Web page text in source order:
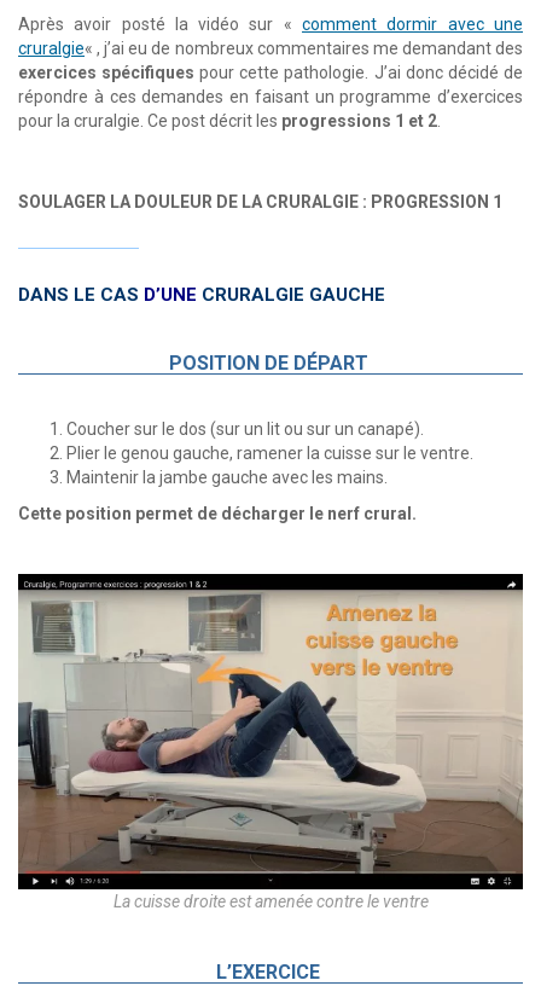
Après avoir posté la vidéo sur « comment dormir avec une
cruralgie« , j’ai eu de nombreux commentaires me demandant des
exercices spécifiques pour cette pathologie. J’ai donc décidé de
répondre à ces demandes en faisant un programme d’exercices
pour la cruralgie. Ce post décrit les progressions 1 et 2
SOULAGER LA DOULEUR DE LA CRURALGIE : PROGRESSION 1
DANS LE CAS D’UNE CRURALGIE GAUCHE
POSITION DE DÉPART
Coucher sur le dos (sur un lit ou sur un canapé).
Plier le genou gauche, ramener la cuisse sur le ventre.
Maintenir la jambe gauche avec les mains.
Cette position permet de décharger le nerf crural.
La cuisse droite est amenée contre le ventre
L’EXERCICE